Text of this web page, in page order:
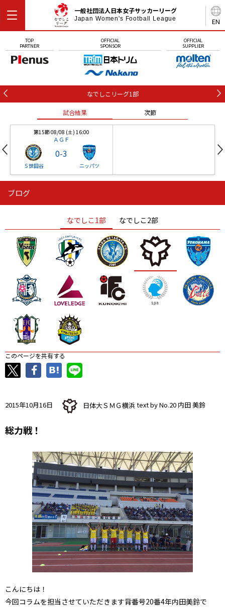
EN
一般社団法人日本女子サッカーリーグ
Japan Women's Football League
TOP
PARTNER
OFFICIAL
SPONSOR
OFFICIAL
SUPPLIER
なでしこリーグ1部
試合結果 次節
第15節 08/08 (土) 16:00
ＡＧＦ
Ｓ世田谷
0-3
ニッパツ
ニッパツ
ニッパツ 名古屋
石人の星
静岡 愛媛Ｌ
ブログ
なでしこ1部 なでしこ2部
このページを共有する
2015年10月16日 日体大ＳＭＧ横浜 text by No.20 内田 美鈴
総力戦！
こんにちは！
今回コラムを担当させていただきます背番号20番4年内田美鈴で